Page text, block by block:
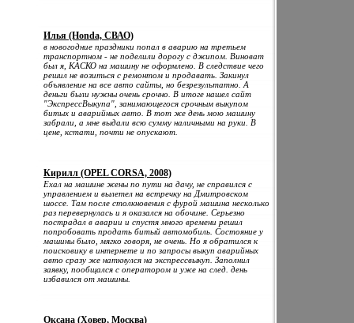
Илья (Honda, СВАО)
в новогодние праздники попал в аварию на третьем
транспортном - не поделили дорогу с джипом. Виноват
был я, КАСКО на машину не оформлено. В следствие чего
решил не возиться с ремонтом и продавать. Закинул
объявление на все авто сайты, но безрезультатно. А
деньги были нужны очень срочно. В итоге нашел сайт
"ЭкспрессВыкупа", занимающегося срочным выкупом
битых и аварийных авто. В тот же день мою машину
забрали, а мне выдали всю сумму наличными на руки. В
цене, кстати, почти не опускают.
Кирилл (OPEL CORSA, 2008)
Ехал на машине жены по пути на дачу, не справился с
управлением и вылетел на встречку на Дмитровском
шоссе. Там после столкновения с фурой машина несколько
раз перевернулась и я оказался на обочине. Серьезно
пострадал в аварии и спустя много времени решил
попробовать продать битый автомобиль. Состояние у
машины было, мягко говоря, не очень. Но я обратился к
поисковику в интернете и по запросы выкуп аварийных
авто сразу же наткнулся на экспрессвыкуп. Заполнил
заявку, пообщался с оператором и уже на след. день
избавился от машины.
Оксана (Ховер, Москва)